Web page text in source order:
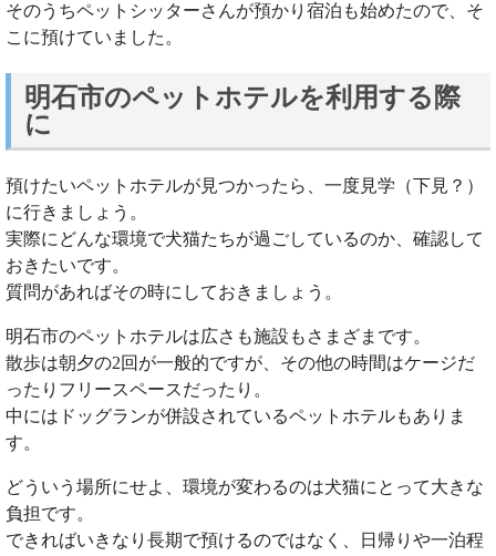
そのうちペットシッターさんが預かり宿泊も始めたので、そ
こに預けていました。
明石市のペットホテルを利用する際
に
預けたいペットホテルが見つかったら、一度見学（下見？）
に行きましょう。
実際にどんな環境で犬猫たちが過ごしているのか、確認して
おきたいです。
質問があればその時にしておきましょう。
明石市のペットホテルは広さも施設もさまざまです。
散歩は朝夕の2回が一般的ですが、その他の時間はケージだ
ったりフリースペースだったり。
中にはドッグランが併設されているペットホテルもありま
す。
どういう場所にせよ、環境が変わるのは犬猫にとって大きな
負担です。
できればいきなり長期で預けるのではなく、日帰りや一泊程